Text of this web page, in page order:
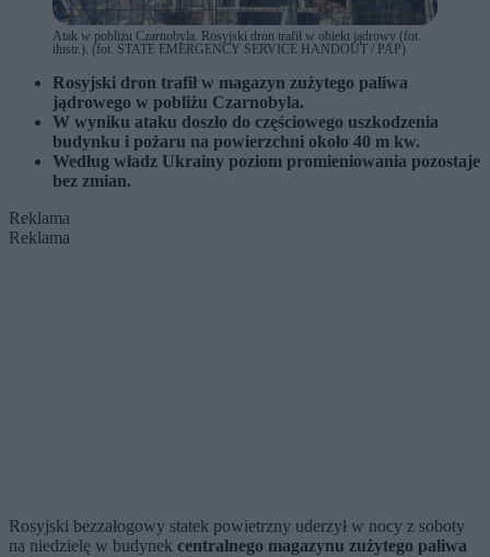
Atak w pobliżu Czarnobyla. Rosyjski dron trafił w obiekt jądrowy (fot.
ilustr.). (fot. STATE EMERGENCY SERVICE HANDOUT / PAP)
Rosyjski dron trafił w magazyn zużytego paliwa
jądrowego w pobliżu Czarnobyla.
W wyniku ataku doszło do częściowego uszkodzenia
budynku i pożaru na powierzchni około 40 m kw.
Według władz Ukrainy poziom promieniowania pozostaje
bez zmian.
Reklama
Reklama
Rosyjski bezzałogowy statek powietrzny uderzył w nocy z soboty
na niedzielę w budynek centralnego magazynu zużytego paliwa